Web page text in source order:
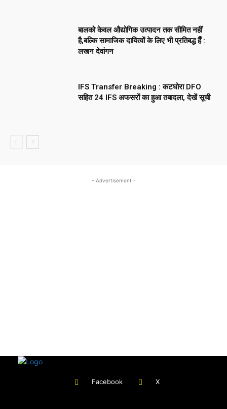
बालको केवल औद्योगिक उत्पादन तक सीमित नहीं
है,बल्कि सामाजिक दायित्वों के लिए भी प्रतिबद्ध हैँ :
लखन देवांगन
IFS Transfer Breaking : कटघोरा DFO
सहित 24 IFS अफसरों का हुआ तबादला, देखें सूची
- Advertisement -
Facebook X